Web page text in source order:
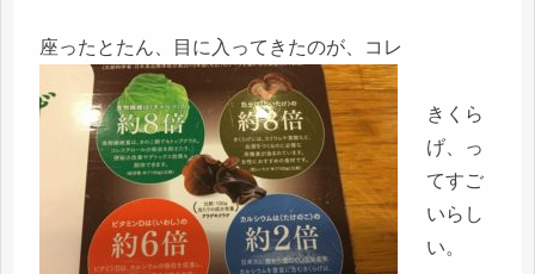
座ったとたん、目に入ってきたのが、コレ
きくら
げ、っ
てすご
いらし
い。